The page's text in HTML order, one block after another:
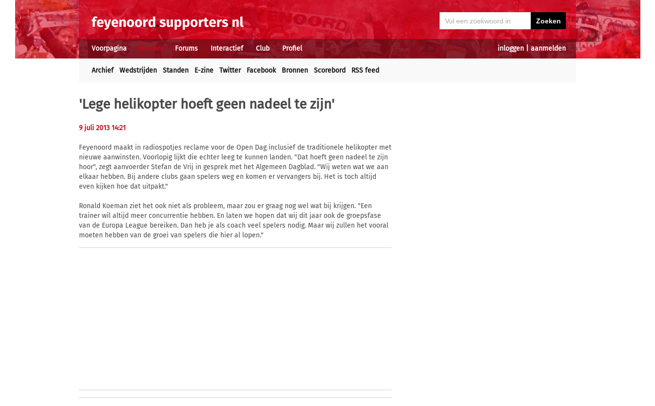
inloggen aanmelden
Voorpagina Nieuws Forums Interactief Club Profiel
Archief Wedstrijden Standen E-zine Twitter Facebook Bronnen Scorebord RSS feed
'Lege helikopter hoeft geen nadeel te zijn'
9 juli 2013 14:21
Feyenoord maakt in radiospotjes reclame voor de Open Dag inclusief de traditionele helikopter met
nieuwe aanwinsten. Voorlopig lijkt die echter leeg te kunnen landen. "Dat hoeft geen nadeel te zijn
hoor", zegt aanvoerder Stefan de Vrij in gesprek met het Algemeen Dagblad. "Wij weten wat we aan
elkaar hebben. Bij andere clubs gaan spelers weg en komen er vervangers bij. Het is toch altijd
even kijken hoe dat uitpakt."
Ronald Koeman ziet het ook niet als probleem, maar zou er graag nog wel wat bij krijgen. "Een
trainer wil altijd meer concurrentie hebben. En laten we hopen dat wij dit jaar ook de groepsfase
van de Europa League bereiken. Dan heb je als coach veel spelers nodig. Maar wij zullen het vooral
moeten hebben van de groei van spelers die hier al lopen."